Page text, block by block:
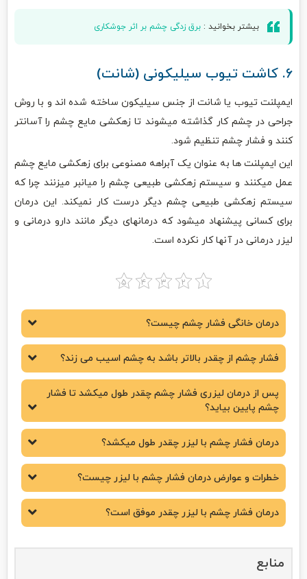
بیشتر بخوانید : برق زدگی چشم بر اثر جوشکاری
۶. کاشت تیوب سیلیکونی (شانت)
ایمپلنت تیوب یا شانت از جنس سیلیکون ساخته شده اند و با روش
جراحی در چشم کار گذاشته میشوند تا زهکشی مایع چشم را آسانتر
کنند و فشار چشم تنظیم شود.
این ایمپلنت ها به عنوان یک آبراهه مصنوعی برای زهکشی مایع چشم
عمل میکنند و سیستم زهکشی طبیعی چشم را میانبر میزنند چرا که
سیستم زهکشی طبیعی چشم دیگر درست کار نمیکند. این درمان
برای کسانی پیشنهاد میشود که درمانهای دیگر مانند دارو درمانی و
لیزر درمانی در آنها کار نکرده است.
درمان خانگی فشار چشم چیست؟
فشار چشم از چقدر بالاتر باشد به چشم اسیب می زند؟
پس از درمان لیزری فشار چشم چقدر طول میکشد تا فشار
چشم پایین بیاید؟
درمان فشار چشم با لیزر چقدر طول میکشد؟
خطرات و عوارض درمان فشار چشم با لیزر چیست؟
درمان فشار چشم با لیزر چقدر موفق است؟
منابع